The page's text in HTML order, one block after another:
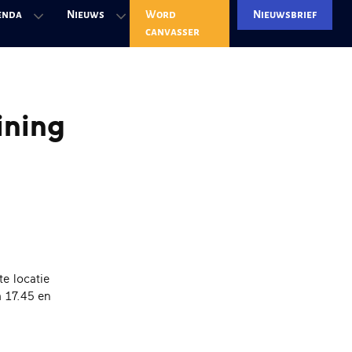
Nieuws
Word
canvasser
Nieuwsbrief
locatie
en